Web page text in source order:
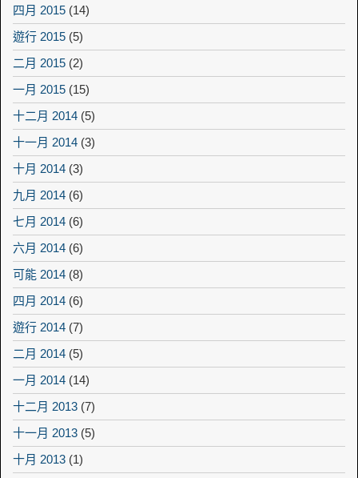
四月 2015 (14)
遊行 2015 (5)
二月 2015 (2)
一月 2015 (15)
十二月 2014 (5)
十一月 2014 (3)
十月 2014 (3)
九月 2014 (6)
七月 2014 (6)
六月 2014 (6)
可能 2014 (8)
四月 2014 (6)
遊行 2014 (7)
二月 2014 (5)
一月 2014 (14)
十二月 2013 (7)
十一月 2013 (5)
十月 2013 (1)